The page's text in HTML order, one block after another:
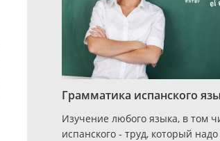
Грамматика испанского
Изучение любого языка, в том
испанского - труд, который